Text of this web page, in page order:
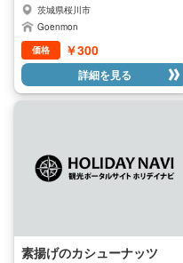
使用せずシェフが手作りした商品
です。 本格的な白ごはん 地元産コ
シヒカリをお楽しみいただけま
す。
茨城県桜川市
Goenmon
価格
￥300
詳細を見る
素揚げのカシューナッツ